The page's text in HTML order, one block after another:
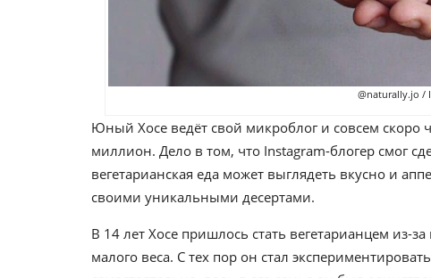
@naturally.jo /
Юный Хосе ведёт свой микроблог и совсем скоро
миллион. Дело в том, что Instagram-блогер смог
вегетарианская еда может выглядеть вкусно и
своими уникальными десертами.
В 14 лет Хосе пришлось стать вегетарианцем
малого веса. С тех пор он стал